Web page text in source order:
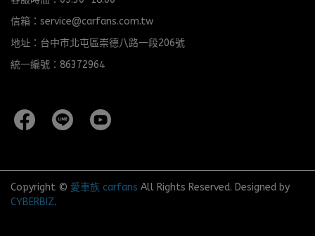
信箱：service@carfans.com.tw
地址：台中市北屯區崇德八路一段206號
統一編號：86372964
Copyright © 愛車族 carfans All Rights Reserved. Designed by
CYBERBIZ.